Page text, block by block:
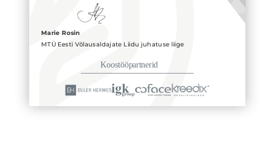
Marie Rosin
MTÜ Eesti Võlausaldajate Liidu juhatuse liige